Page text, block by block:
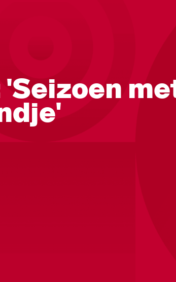
'Seizoen